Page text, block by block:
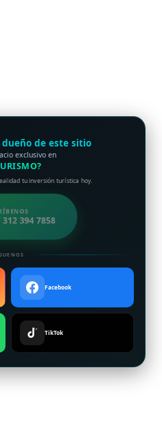
dueño de este sitio
exclusivo en
tu inversión turística hoy.
394 7858
Facebook
TikTok